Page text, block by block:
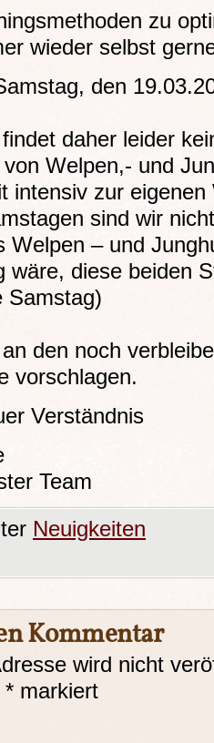
zu
wieder selbst
den
daher leider
Welpen,- und
intensiv zur
sind wir
Welpen – und
wäre, diese beiden
Samstag)
den noch
vorschlagen.
Verständnis
Team
Neuigkeiten
Kommentar
wird nicht
* markiert